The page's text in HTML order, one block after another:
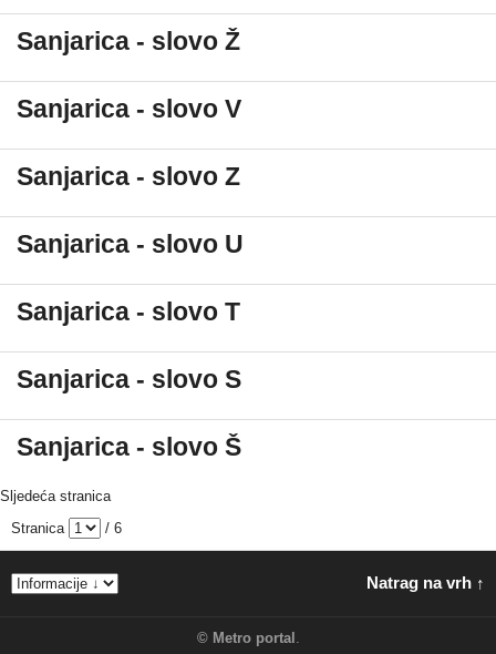
Sanjarica - slovo Ž
Sanjarica - slovo V
Sanjarica - slovo Z
Sanjarica - slovo U
Sanjarica - slovo T
Sanjarica - slovo S
Sanjarica - slovo Š
Sljedeća stranica
Stranica
/ 6
Natrag na vrh ↑
© Metro portal .